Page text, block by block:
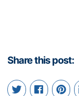
Share this post: